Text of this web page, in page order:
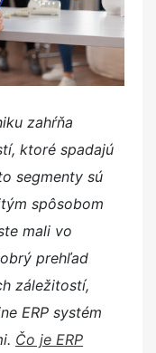
zahŕňa
ktoré spadajú
segmenty sú
spôsobom
mali vo
prehľad
záležitostí,
ERP systém
Čo je ERP